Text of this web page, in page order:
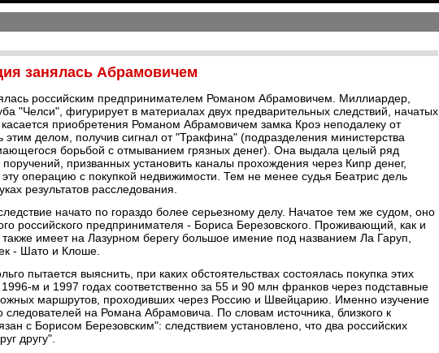
занялась Абрамовичем
российским предпринимателем Романом Абрамовичем. Миллиардер,
"Челси", фигурирует в материалах двух предварительных следствий, начатых
приобретения Романом Абрамовичем замка Кроэ неподалеку от
делом, получив сигнал от "Тракфина" (подразделения министерства
борьбой с отмыванием грязных денег). Она выдала целый ряд
призванных установить каналы прохождения через Кипр денег,
операцию с покупкой недвижимости. Тем не менее судья Беатрис дель
результатов расследования.
начато по гораздо более серьезному делу. Начатое тем же судом, оно
российского предпринимателя - Бориса Березовского. Проживающий, как и
имеет на Лазурном берегу большое имение под названием Ла Гаруп,
- Шато и Клоше.
пытается выяснить, при каких обстоятельствах состоялась покупка этих
м и 1997 годах соответственно за 55 и 90 млн франков через подставные
маршрутов, проходивших через Россию и Швейцарию. Именно изучение
следователей на Романа Абрамовича. По словам источника, близкого к
с Борисом Березовским": следствием установлено, что два российских
другу".